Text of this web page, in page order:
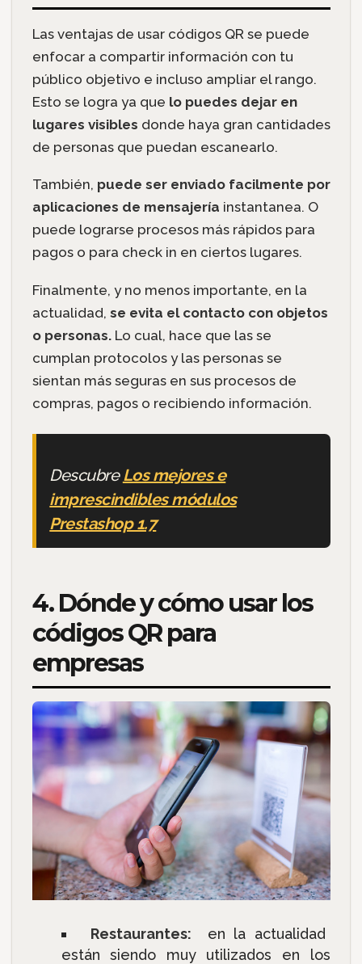
Las ventajas de usar códigos QR se puede
enfocar a compartir información con tu
público objetivo e incluso ampliar el rango.
Esto se logra ya que lo puedes dejar en
lugares visibles donde haya gran cantidades
de personas que puedan escanearlo.
También, puede ser enviado facilmente por
aplicaciones de mensajería instantanea. O
puede lograrse procesos más rápidos para
pagos o para check in en ciertos lugares.
Finalmente, y no menos importante, en la
actualidad, se evita el contacto con objetos
o personas.Lo cual, hace que las se
cumplan protocolos y las personas se
sientan más seguras en sus procesos de
compras, pagos o recibiendo información.
DescubreLos mejores e
imprescindibles módulos
Prestashop 1.7
4. Dónde y cómo usar los
códigos QR para
empresas
Restaurantes:
en la actualidad
están siendo muy utilizados en los